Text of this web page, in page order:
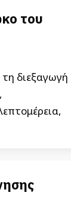
του
διεξαγωγή